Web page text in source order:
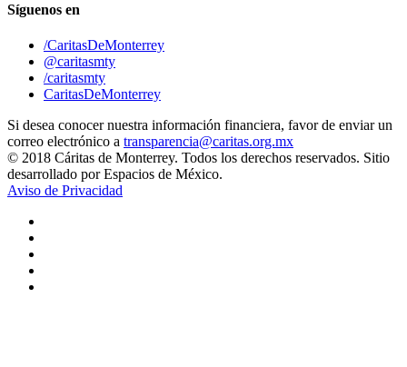
Síguenos en
/CaritasDeMonterrey
@caritasmty
/caritasmty
CaritasDeMonterrey
Si desea conocer nuestra información financiera, favor de enviar un
correo electrónico a transparencia@caritas.org.mx
© 2018 Cáritas de Monterrey. Todos los derechos reservados. Sitio
desarrollado por Espacios de México.
Aviso de Privacidad